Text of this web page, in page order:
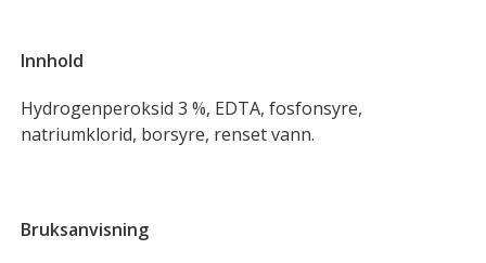
Innhold
Hydrogenperoksid 3 %, EDTA, fosfonsyre,
natriumklorid, borsyre, renset vann.
Bruksanvisning